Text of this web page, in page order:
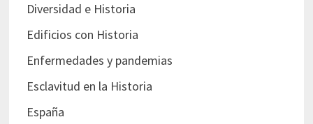
Diversidad e Historia
Edificios con Historia
Enfermedades y pandemias
Esclavitud en la Historia
España